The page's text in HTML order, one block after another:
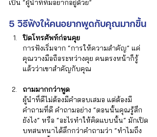
เป็น “ผู้นำที่ทีมอยากอยู่ด้วย”
5 วิธีฟังให้คนอยากพูดกับคุณมากขึ้น
ปิดโทรศัพท์ก่อนคุย
การฟังเริ่มจาก “การให้ความสำคัญ” แค่
คุณวางมือถือระหว่างคุย คนตรงหน้าก็รู้
แล้วว่าเขาสำคัญกับคุณ
ถามมากกว่าพูด
ผู้นำที่ดีไม่ต้องมีคำตอบเสมอ แต่ต้องมี
คำถามที่ดี คำถามอย่าง “ตอนนั้นคุณรู้สึก
ยังไง” หรือ “อะไรทำให้คิดแบบนั้น” มักเปิด
บทสนทนาได้ลึกกว่าคำถามว่า “ทำไมถึง